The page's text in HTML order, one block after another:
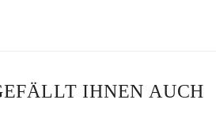
IHNEN AUCH